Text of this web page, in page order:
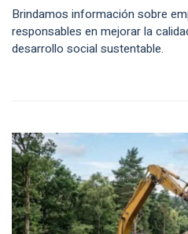
Brindamos información sobre
responsables en mejorar la
desarrollo social sustentable.